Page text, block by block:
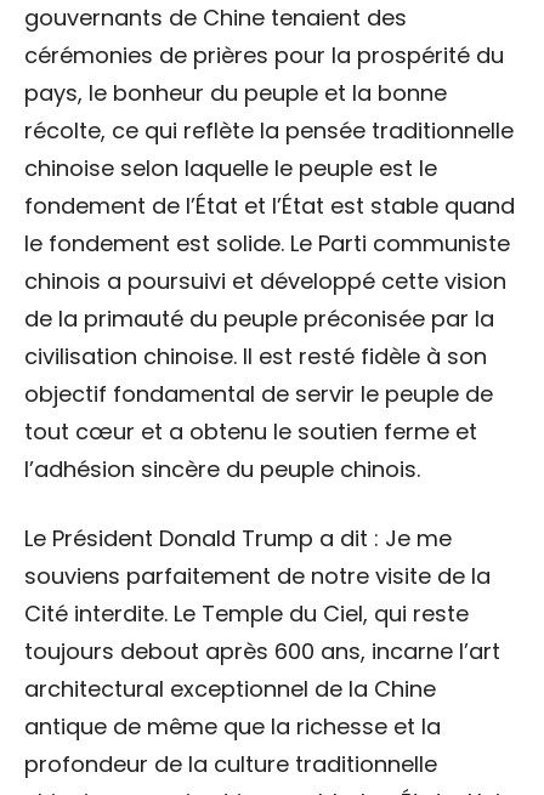
gouvernants de Chine tenaient des
cérémonies de prières pour la prospérité du
pays, le bonheur du peuple et la bonne
récolte, ce qui reflète la pensée traditionnelle
chinoise selon laquelle le peuple est le
fondement de l’État et l’État est stable quand
le fondement est solide. Le Parti communiste
chinois a poursuivi et développé cette vision
de la primauté du peuple préconisée par la
civilisation chinoise. Il est resté fidèle à son
objectif fondamental de servir le peuple de
tout cœur et a obtenu le soutien ferme et
l’adhésion sincère du peuple chinois.
Le Président Donald Trump a dit : Je me
souviens parfaitement de notre visite de la
Cité interdite. Le Temple du Ciel, qui reste
toujours debout après 600 ans, incarne l’art
architectural exceptionnel de la Chine
antique de même que la richesse et la
profondeur de la culture traditionnelle